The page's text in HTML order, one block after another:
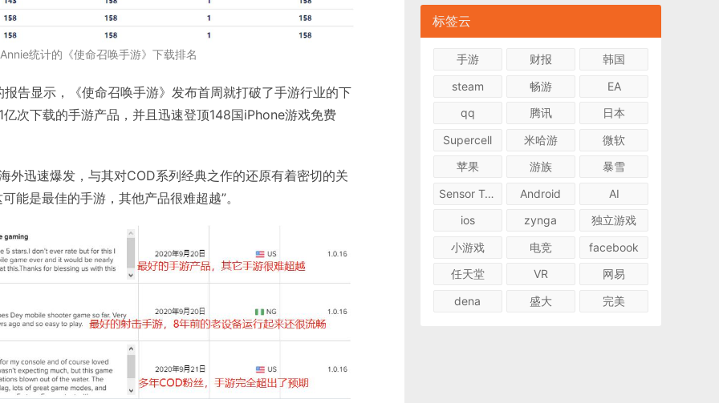
统计的《使命召唤手游》下载排名
告显示，《使命召唤手游》发布首周就打破了手游行业的下
次下载的手游产品，并且迅速登顶148国iPhone游戏免费
外迅速爆发，与其对COD系列经典之作的还原有着密切的关
能是最佳的手游，其他产品很难超越”。
标签云
手游 财报
韩国
steam
畅游
EA
qq
腾讯
日本
Supercell
米哈游
微软
苹果
游族
暴雪
Sensor Tower
Android
AI
ios
zynga
独立游戏
小游戏
电竞
facebook
任天堂
VR
网易
dena
盛大 完美